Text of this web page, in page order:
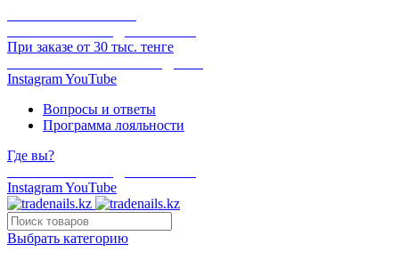
При заказе от 30 тыс. тенге
InstagramYouTube
Вопросы и ответы
Программа лояльности
Где вы?
InstagramYouTube
Выбрать категорию